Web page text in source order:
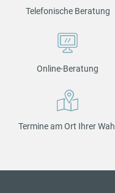
Telefonische Beratung
Online-Beratung
Termine am Ort Ihrer Wahl